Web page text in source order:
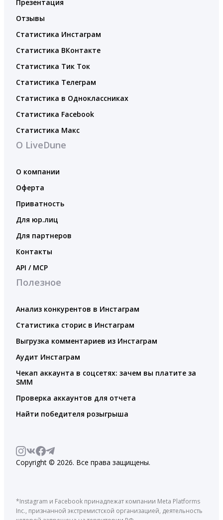
Презентация
Отзывы
Статистика Инстаграм
Статистика ВКонтакте
Статистика Тик Ток
Статистика Телеграм
Статистика в Одноклассниках
Статистика Facebook
Статистика Макс
О LiveDune
О компании
Оферта
Приватность
Для юр.лиц
Для партнеров
Контакты
API / MCP
Полезное
Анализ конкурентов в Инстаграм
Статистика сторис в Инстаграм
Выгрузка комментариев из Инстаграм
Аудит Инстаграм
Чекап аккаунта в соцсетях: зачем вы платите за
SMM
Проверка аккаунтов для отчета
Найти победителя розыгрыша
Copyright © 2026. Все права защищены.
*Instagram и Facebook принадлежат компании Meta Platforms
Inc., признанной экстремистской организацией, деятельность